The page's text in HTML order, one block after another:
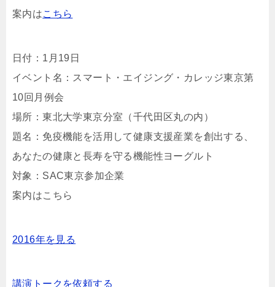
案内はこちら
日付：1月19日
イベント名：スマート・エイジング・カレッジ東京第
10回月例会
場所：東北大学東京分室（千代田区丸の内）
題名：免疫機能を活用して健康支援産業を創出する、
あなたの健康と長寿を守る機能性ヨーグルト
対象：SAC東京参加企業
案内はこちら
2016年を見る
講演トークを依頼する